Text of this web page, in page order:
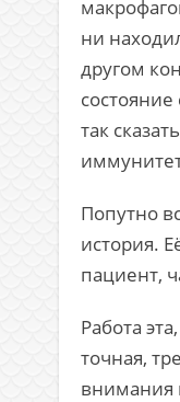
ни
другом
так
Попутно
история.
пациент,
Работа
точная,
внимания